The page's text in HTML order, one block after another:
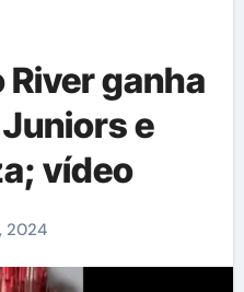
ganha
e
vídeo
2024